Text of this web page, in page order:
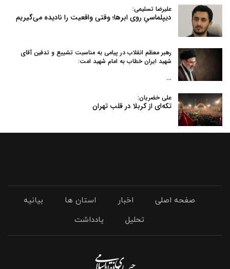
علیرضا تسلیمی:
دیپلماسیِ روی ابرها؛ وقتی واقعیت را نادیده می‌گیریم
رهبر معظم انقلاب در پیامی به‌ مناسبت تشییع و تدفین آقای
شهید ایران خطاب به امام شهید امت:
…
علی خضریان:
تکه‌ای از کربلا در قلب تهران
صفحه اصلی اخبار استان ها
بیانیه
تحلیل
یادداشت